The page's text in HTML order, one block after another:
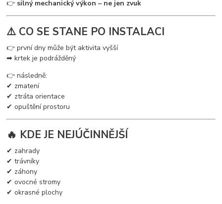
👉 silný mechanický výkon – ne jen zvuk
⚠️ CO SE STANE PO INSTALACI
👉 první dny může být aktivita vyšší
➡ krtek je podrážděný
👉 následně:
✔ zmatení
✔ ztráta orientace
✔ opuštění prostoru
🔥 KDE JE NEJÚČINNĚJŠÍ
✔ zahrady
✔ trávníky
✔ záhony
✔ ovocné stromy
✔ okrasné plochy